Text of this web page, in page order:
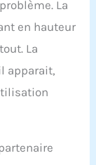
La
en hauteur
La
apparait,